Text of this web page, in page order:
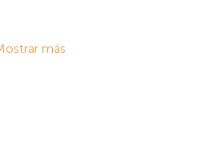
más